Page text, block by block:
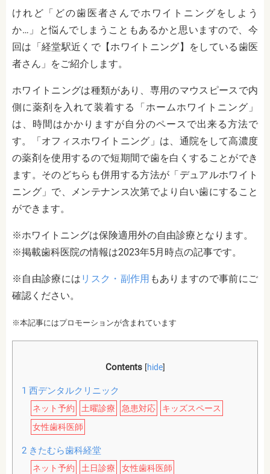
けれど「どの歯医者さんでホワイトニングをしよう
か…」と悩んでしまうこともあるかと思いますので、今
回は「経堂駅近くで【ホワイトニング】をしている歯医
者さん」をご紹介します。
ホワイトニングは種類があり、専用のマウスピースで内
側に薬剤を入れて装着する「ホームホワイトニング」
は、時間はかかりますが自分のペースで出来る方法で
す。「オフィスホワイトニング」は、通院をして高濃度
の薬剤を使用するので短期間で歯を白くすることができ
ます。そのどちらも併用する方法が「デュアルホワイト
ニング」で、メンテナンス次第でより白い歯にすること
ができます。
※ホワイトニングは保険適用外の自由診療となります。
※掲載歯科医院の情報は2023年5月時点の記事です。
※自由診療には リスク・副作用 もありますので事前にご
確認ください。
※本記事にはプロモーションが含まれています
Contents [hide]
1 西デンタルクリニック
ネット予約 土曜診療 急患対応
キッズスペース
女性歯科医師
2きたむら歯科経堂
ネット予約 土日診療 女性歯科医師